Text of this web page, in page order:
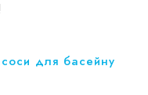
для басейну